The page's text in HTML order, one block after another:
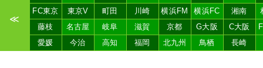
≪
FC東京
東京V 町田 川崎 横浜FM 横浜FC 湘南
藤枝
名古屋 岐阜 滋賀 京都 G大阪 C大阪
愛媛
今治 高知 福岡 北九州 鳥栖 長崎